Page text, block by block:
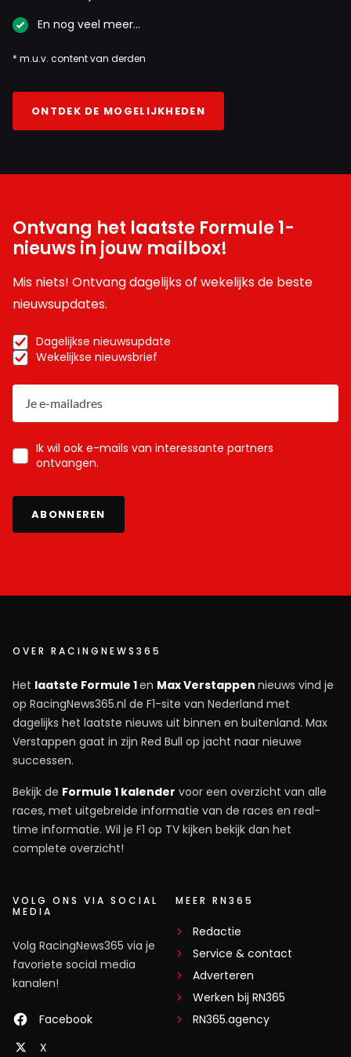
En nog veel meer…
* m.u.v. content van derden
ONTDEK DE MOGELIJKHEDEN
Ontvang het laatste Formule 1-
nieuws in jouw mailbox!
Mis niets! Ontvang dagelijks of wekelijks de beste
nieuwsupdates.
Dagelijkse nieuwsupdate
Wekelijkse nieuwsbrief
Ik wil ook e-mails van interessante partners
ontvangen.
ABONNEREN
OVER RACINGNEWS365
Het laatste Formule 1en Max Verstappen nieuws vind je
op RacingNews365.nl de F1-site van Nederland met
dagelijks het laatste nieuws uit binnen en buitenland. Max
Verstappen gaat in zijn Red Bull op jacht naar nieuwe
successen.
Bekijk de Formule 1 kalender voor een overzicht van alle
races, met uitgebreide informatie van de races en real-
time informatie. Wil je F1 op TV kijken bekijk dan het
complete overzicht!
VOLG ONS VIA SOCIAL
MEDIA
Volg RacingNews365 via je
favoriete social media
kanalen!
Facebook
X
MEER RN365
Redactie
Service & contact
Adverteren
Werken bij RN365
RN365.agency